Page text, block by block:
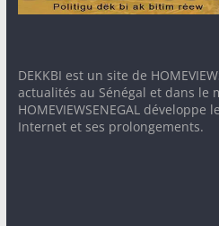
DEKKBI est un site de
actualités au Sénégal et dans le
HOMEVIEWSENEGAL
Internet et ses prolongements.